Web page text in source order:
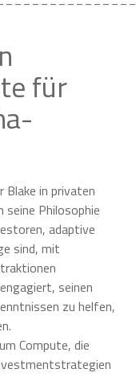
für
in privaten
Philosophie
adaptive
sind, mit
seinen
zu helfen,
Compute, die